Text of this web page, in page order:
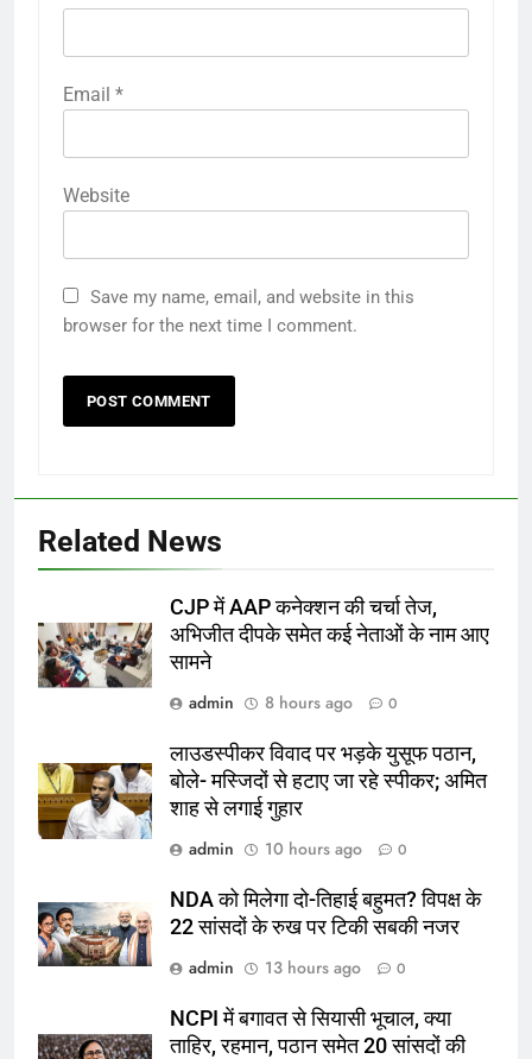
Email *
Website
Save my name, email, and website in this
browser for the next time I comment.
Related News
CJP में AAP कनेक्शन की चर्चा तेज,
अभिजीत दीपके समेत कई नेताओं के नाम आए
सामने
admin
8 hours ago 0
लाउडस्पीकर विवाद पर भड़के युसूफ पठान,
बोले- मस्जिदों से हटाए जा रहे स्पीकर; अमित
शाह से लगाई गुहार
admin
10 hours ago 0
NDA को मिलेगा दो-तिहाई बहुमत? विपक्ष के
22 सांसदों के रुख पर टिकी सबकी नजर
admin
13 hours ago 0
NCPI में बगावत से सियासी भूचाल, क्या
ताहिर, रहमान, पठान समेत 20 सांसदों की